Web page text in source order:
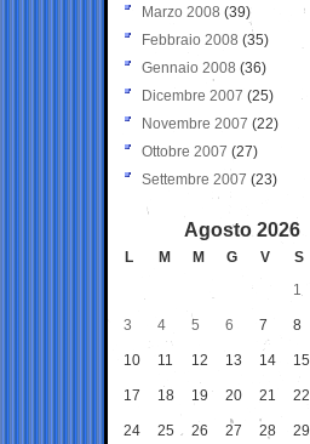
Marzo 2008 (39)
Febbraio 2008 (35)
Gennaio 2008 (36)
Dicembre 2007 (25)
Novembre 2007 (22)
Ottobre 2007 (27)
Settembre 2007 (23)
Agosto 2026
L M M G V S
1
3 4 5 6 7 8
10 11 12 13 14 15
17 18 19 20 21 22
24 25 26 27 28 29